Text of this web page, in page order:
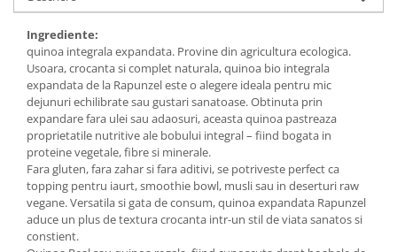
Budinca bio
Indulcitori bio
Inghetata bio si decoratiuni
Ingrediente bio pentru copt
Masline bio si antipasti
Antipasti bio
Masline bio
Pesto bio
Musli si terci
Fulgi din cereale bio
Ingrediente:
quinoa integrala expandata. Provine din agricultura ecologica.
Usoara, crocanta si complet naturala, quinoa bio integrala
expandata de la Rapunzel este o alegere ideala pentru mic
dejunuri echilibrate sau gustari sanatoase. Obtinuta prin
expandare fara ulei sau adaosuri, aceasta quinoa pastreaza
proprietatile nutritive ale bobului integral – fiind bogata in
proteine vegetale, fibre si minerale.
Fara gluten, fara zahar si fara aditivi, se potriveste perfect ca
topping pentru iaurt, smoothie bowl, musli sau in deserturi raw
vegane. Versatila si gata de consum, quinoa expandata Rapunzel
aduce un plus de textura crocanta intr-un stil de viata sanatos si
constient.